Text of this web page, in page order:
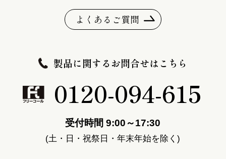
よくあるご質問
製品に関するお問合せはこちら
0120-094-615
受付時間 9:00～17:30
(土・日・祝祭日・年末年始を除く)